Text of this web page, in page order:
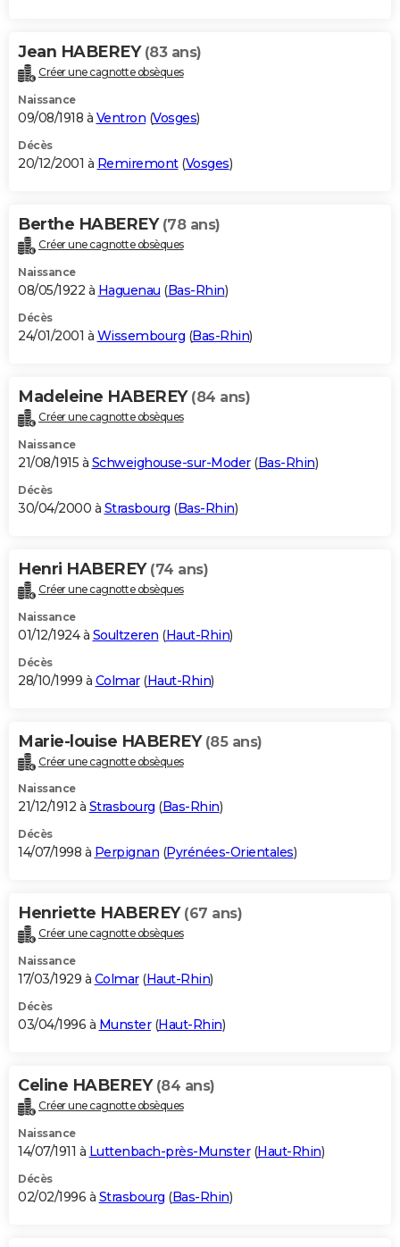
Jean HABEREY (83 ans)
Créer une cagnotte obsèques
Naissance
09/08/1918 à Ventron (Vosges)
Décès
20/12/2001 à Remiremont(Vosges)
Berthe HABEREY (78 ans)
Créer une cagnotte obsèques
Naissance
08/05/1922 à Haguenau (Bas-Rhin)
Décès
24/01/2001 à Wissembourg (Bas-Rhin)
Madeleine HABEREY (84 ans)
Créer une cagnotte obsèques
Naissance
21/08/1915 à Schweighouse-sur-Moder(Bas-Rhin)
Décès
30/04/2000 à Strasbourg (Bas-Rhin)
Henri HABEREY (74 ans)
Créer une cagnotte obsèques
Naissance
01/12/1924 à Soultzeren (Haut-Rhin)
Décès
28/10/1999 à Colmar(Haut-Rhin)
Marie-louise HABEREY (85 ans)
Créer une cagnotte obsèques
Naissance
21/12/1912 à Strasbourg (Bas-Rhin)
Décès
14/07/1998 à Perpignan (Pyrénées-Orientales)
Henriette HABEREY (67 ans)
Créer une cagnotte obsèques
Naissance
17/03/1929 à Colmar(Haut-Rhin)
Décès
03/04/1996 à Munster(Haut-Rhin)
Celine HABEREY (84 ans)
Créer une cagnotte obsèques
Naissance
14/07/1911 à Luttenbach-près-Munster(Haut-Rhin)
Décès
02/02/1996 à Strasbourg (Bas-Rhin)